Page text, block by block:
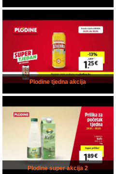
Plodine tjedna akcija
Plodine super akcija 2